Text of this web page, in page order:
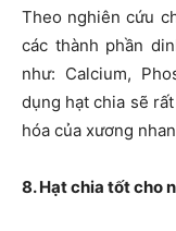
Theo nghiên cứu
các thành phần
như: Calcium,
dụng hạt chia sẽ
hóa của xương
8. Hạt chia tốt cho